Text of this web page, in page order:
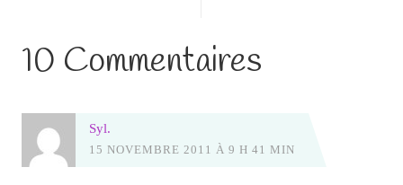
10 Commentaires
Syl.
15 NOVEMBRE 2011 À 9 H 41 MIN